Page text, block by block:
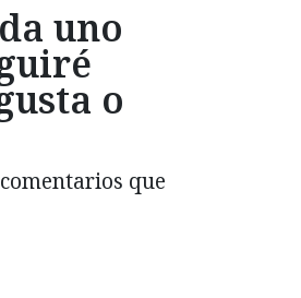
uno
o
que